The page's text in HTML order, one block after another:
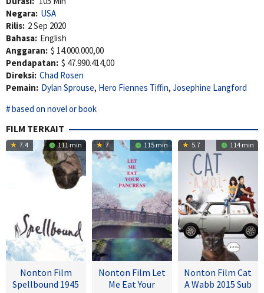
Negara: USA
Rilis: 2 Sep 2020
Bahasa: English
Anggaran: $ 14.000.000,00
Pendapatan: $ 47.990.414,00
Direksi: Chad Rosen
Pemain: Dylan Sprouse, Hero Fiennes Tiffin, Josephine Langford
based on novel or book
FILM TERKAIT
7.4 111 min
Nonton Film
Spellbound 1945
7 115 min
Nonton Film Let
Me Eat Your
5.7 114 min
Nonton Film Cat
A Wabb 2015 Sub